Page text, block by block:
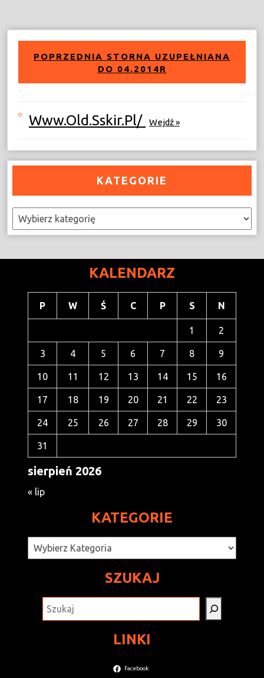
POPRZEDNIA STORNA UZUPEŁNIANA
DO 04.2014R
Www.old.sskir.pl/ Wejdź »
KATEGORIE
Kategorie
KALENDARZ
sierpień 2026
P W Ś C P S N
1 2
3 4 5 6 7 8 9
10 11 12 13 14 15 16
17 18 19 20 21 22 23
24 25 26 27 28 29 30
31
« lip
KATEGORIE
Kategorie
SZUKAJ
LINKI
Facebook